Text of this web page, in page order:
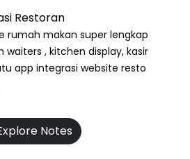
Restoran
rumah makan super lengkap
, kitchen display, kasir
app integrasi website resto
Notes